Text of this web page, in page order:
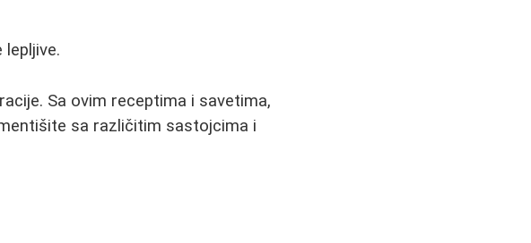
Sa ovim receptima i savetima,
sa različitim sastojcima i